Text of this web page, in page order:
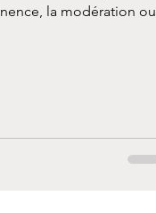
la modération ou